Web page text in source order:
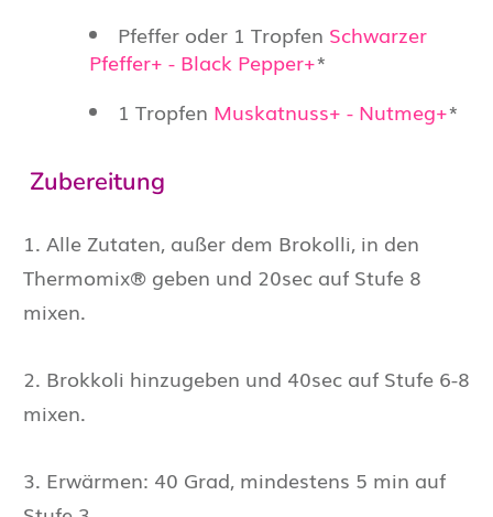
Pfeffer oder 1 Tropfen Schwarzer
Pfeffer+ - Black Pepper+*
1 Tropfen Muskatnuss+ - Nutmeg+*
Zubereitung
1. Alle Zutaten, außer dem Brokolli, in den
Thermomix® geben und 20sec auf Stufe 8
mixen.
2. Brokkoli hinzugeben und 40sec auf Stufe 6-8
mixen.
3. Erwärmen: 40 Grad, mindestens 5 min auf